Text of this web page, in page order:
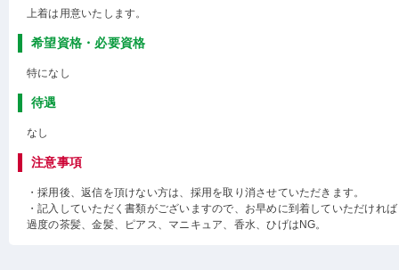
上着は用意いたします。
希望資格・必要資格
特になし
待遇
なし
注意事項
・採用後、返信を頂けない方は、採用を取り消させていただきます。
・記入していただく書類がございますので、お早めに到着していただけれ
過度の茶髪、金髪、ピアス、マニキュア、香水、ひげはNG。